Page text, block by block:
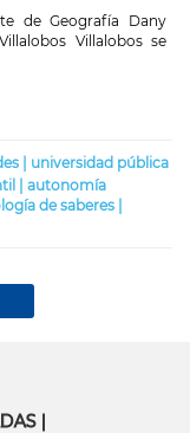
de Geografía Dany
Villalobos se
| universidad pública
| autonomía
de saberes |
|